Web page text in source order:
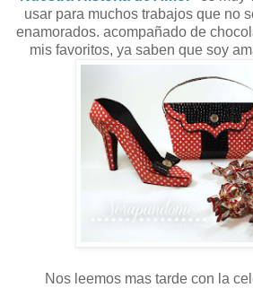
usar para muchos trabajos que no
enamorados. acompañado de
mis favoritos, ya saben que soy
Nos leemos mas tarde con la